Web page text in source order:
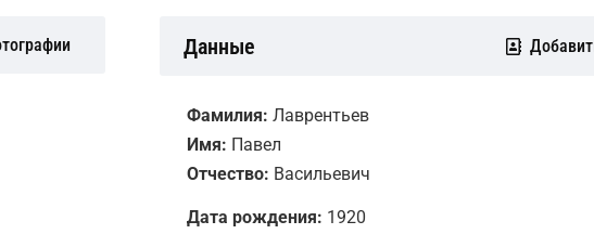
Данные
Фамилия: Лаврентьев
Имя: Павел
Отчество: Васильевич
Дата рождения: 1920